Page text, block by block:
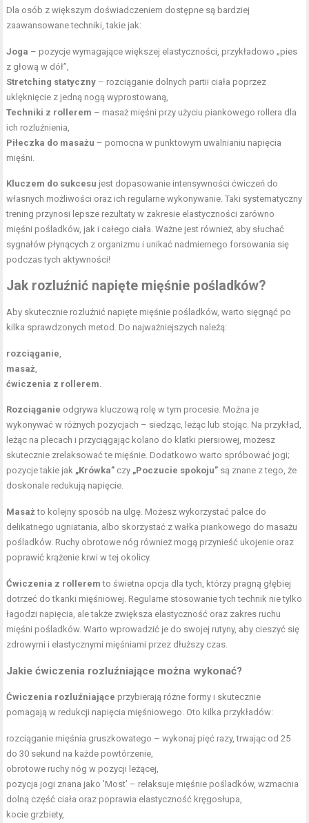
Dla osób z większym doświadczeniem dostępne są bardziej
zaawansowane techniki, takie jak:
Joga – pozycje wymagające większej elastyczności, przykładowo „pies
z głową w dół”,
Stretching statyczny – rozciąganie dolnych partii ciała poprzez
uklęknięcie z jedną nogą wyprostowaną,
Techniki z rollerem – masaż mięśni przy użyciu piankowego rollera dla
ich rozluźnienia,
Piłeczka do masażu – pomocna w punktowym uwalnianiu napięcia
mięśni.
Kluczem do sukcesu jest dopasowanie intensywności ćwiczeń do
własnych możliwości oraz ich regularne wykonywanie. Taki systematyczny
trening przynosi lepsze rezultaty w zakresie elastyczności zarówno
mięśni pośladków, jak i całego ciała. Ważne jest również, aby słuchać
sygnałów płynących z organizmu i unikać nadmiernego forsowania się
podczas tych aktywności!
Jak rozluźnić napięte mięśnie pośladków?
Aby skutecznie rozluźnić napięte mięśnie pośladków, warto sięgnąć po
kilka sprawdzonych metod. Do najważniejszych należą:
rozciąganie,
masaż,
ćwiczenia z rollerem.
Rozciąganie odgrywa kluczową rolę w tym procesie. Można je
wykonywać w różnych pozycjach – siedząc, leżąc lub stojąc. Na przykład,
leżąc na plecach i przyciągając kolano do klatki piersiowej, możesz
skutecznie zrelaksować te mięśnie. Dodatkowo warto spróbować jogi;
pozycje takie jak „Krówka” czy „Poczucie spokoju” są znane z tego, że
doskonale redukują napięcie.
Masaż to kolejny sposób na ulgę. Możesz wykorzystać palce do
delikatnego ugniatania, albo skorzystać z wałka piankowego do masażu
pośladków. Ruchy obrotowe nóg również mogą przynieść ukojenie oraz
poprawić krążenie krwi w tej okolicy.
Ćwiczenia z rollerem to świetna opcja dla tych, którzy pragną głębiej
dotrzeć do tkanki mięśniowej. Regularne stosowanie tych technik nie tylko
łagodzi napięcia, ale także zwiększa elastyczność oraz zakres ruchu
mięśni pośladków. Warto wprowadzić je do swojej rutyny, aby cieszyć się
zdrowymi i elastycznymi mięśniami przez dłuższy czas.
Jakie ćwiczenia rozluźniające można wykonać?
Ćwiczenia rozluźniające przybierają różne formy i skutecznie
pomagają w redukcji napięcia mięśniowego. Oto kilka przykładów:
rozciąganie mięśnia gruszkowatego – wykonaj pięć razy, trwając od 25
do 30 sekund na każde powtórzenie,
obrotowe ruchy nóg w pozycji leżącej,
pozycja jogi znana jako 'Most’ – relaksuje mięśnie pośladków, wzmacnia
dolną część ciała oraz poprawia elastyczność kręgosłupa,
kocie grzbiety,